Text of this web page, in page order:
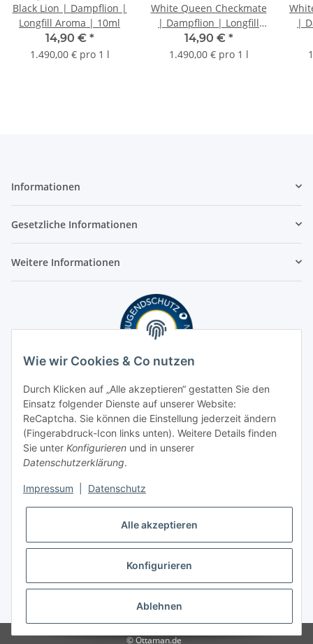
Black Lion | Dampflion |
Longfill Aroma | 10ml
14,90 € *
1.490,00 € pro 1 l
White Queen Checkmate
| Dampflion | Longfill
Aroma | 10ml
14,90 € *
1.490,00 € pro 1 l
|
Informationen
Gesetzliche Informationen
Weitere Informationen
* Alle Preise inkl. gesetzlicher USt., zzgl.Versand
© Ottaman.de
Wie wir Cookies & Co nutzen
Durch Klicken auf „Alle akzeptieren“ gestatten Sie den
Einsatz folgender Dienste auf unserer Website:
ReCaptcha. Sie können die Einstellung jederzeit ändern
(Fingerabdruck-Icon links unten). Weitere Details finden
Sie unter Konfigurieren und in unserer
Datenschutzerklärung.
Impressum Datenschutz
Alle akzeptieren
Konfigurieren
Ablehnen